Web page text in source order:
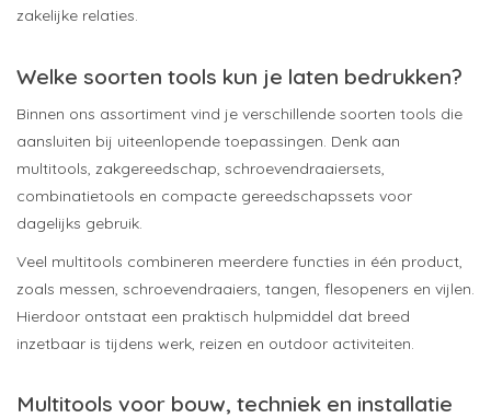
zakelijke relaties.
Welke soorten tools kun je laten bedrukken?
Binnen ons assortiment vind je verschillende soorten tools die
aansluiten bij uiteenlopende toepassingen. Denk aan
multitools, zakgereedschap, schroevendraaiersets,
combinatietools en compacte gereedschapssets voor
dagelijks gebruik.
Veel multitools combineren meerdere functies in één product,
zoals messen, schroevendraaiers, tangen, flesopeners en vijlen.
Hierdoor ontstaat een praktisch hulpmiddel dat breed
inzetbaar is tijdens werk, reizen en outdoor activiteiten.
Multitools voor bouw, techniek en installatie